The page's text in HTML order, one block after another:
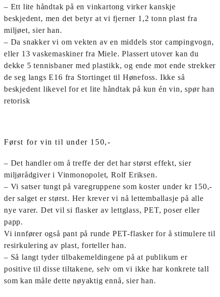
– Ett lite håndtak på en vinkartong virker kanskje
beskjedent, men det betyr at vi fjerner 1,2 tonn plast fra
miljøet, sier han.
– Da snakker vi om vekten av en middels stor campingvogn,
eller 13 vaskemaskiner fra Miele. Plassert utover kan du
dekke 5 tennisbaner med plastikk, og ende mot ende strekker
de seg langs E16 fra Stortinget til Hønefoss. Ikke så
beskjedent likevel for et lite håndtak på kun én vin, spør han
retorisk
Først for vin til under 150,-
– Det handler om å treffe der det har størst effekt, sier
miljørådgiver i Vinmonopolet, Rolf Eriksen.
– Vi satser tungt på varegruppene som koster under kr 150,-
der salget er størst. Her krever vi nå lettemballasje på alle
nye varer. Det vil si flasker av lettglass, PET, poser eller
papp.
Vi innfører også pant på runde ­PET-flasker for å stimulere til
resirkulering av plast, forteller han.
– Så langt tyder tilbakemeldingene på at publikum er
positive til disse tiltakene, selv om vi ikke har konkrete tall
som kan måle dette nøyaktig ennå, sier han.